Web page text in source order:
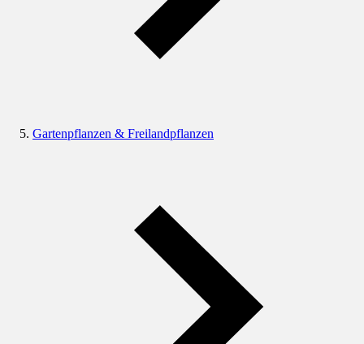
Gartenpflanzen & Freilandpflanzen